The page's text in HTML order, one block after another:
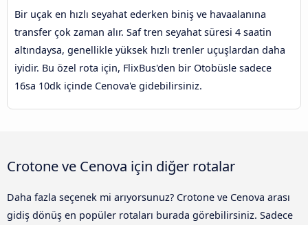
Bir uçak en hızlı seyahat ederken biniş ve havaalanına
transfer çok zaman alır. Saf tren seyahat süresi 4 saatin
altındaysa, genellikle yüksek hızlı trenler uçuşlardan daha
iyidir. Bu özel rota için, FlixBus'den bir Otobüsle sadece
16sa 10dk içinde Cenova'e gidebilirsiniz.
Crotone ve Cenova için diğer rotalar
Daha fazla seçenek mi arıyorsunuz? Crotone ve Cenova arası
gidiş dönüş en popüler rotaları burada görebilirsiniz. Sadece